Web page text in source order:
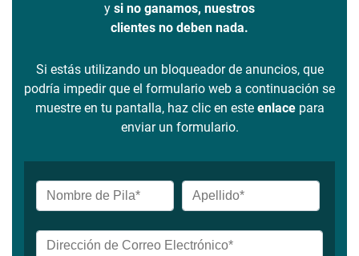
y si no ganamos, nuestros
clientes no deben nada.
Si estás utilizando un bloqueador de anuncios, que
podría impedir que el formulario web a continuación se
muestre en tu pantalla, haz clic en este enlacepara
enviar un formulario.